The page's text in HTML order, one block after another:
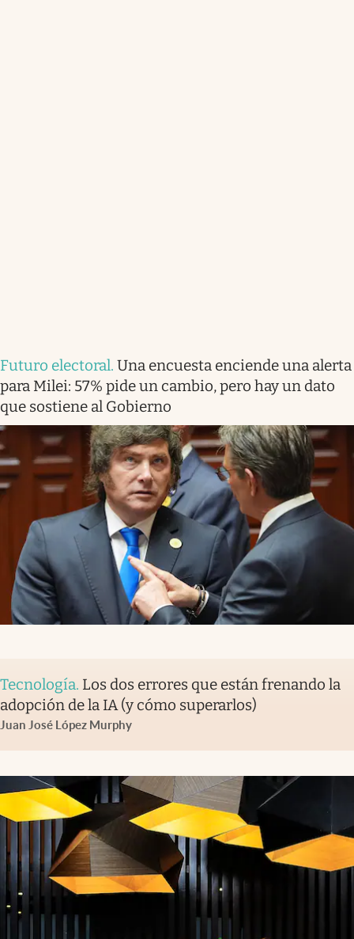
Futuro electoral. Una encuesta enciende una alerta
para Milei: 57% pide un cambio, pero hay un dato
que sostiene al Gobierno
Tecnología. Los dos errores que están frenando la
adopción de la IA (y cómo superarlos)
Juan José López Murphy